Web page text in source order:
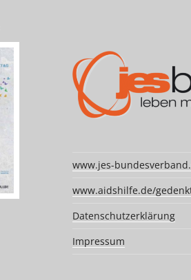
www.jes-
www.aidshilfe.de/
Datenschutzerklärung
Impressum